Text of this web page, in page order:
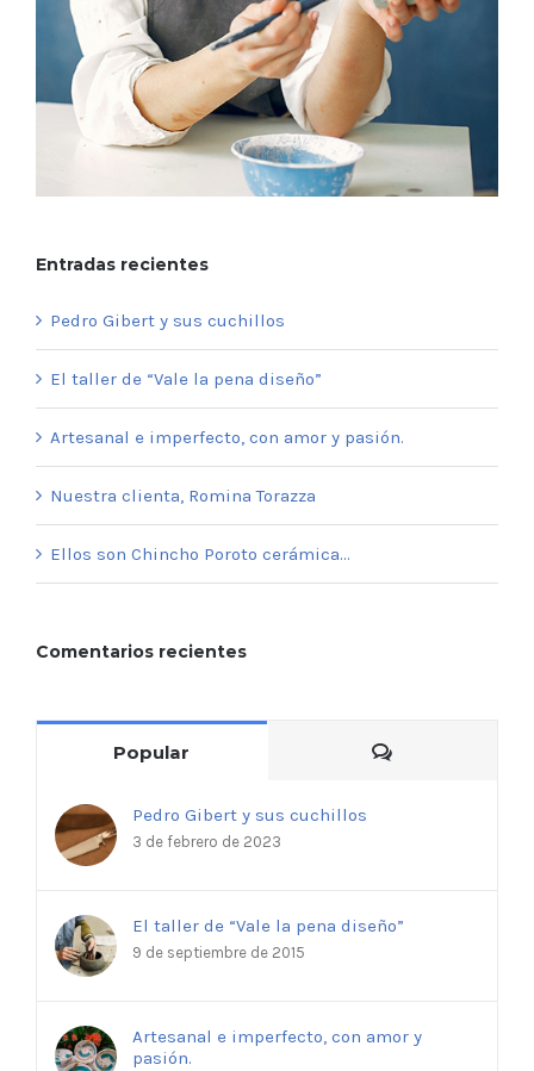
Entradas recientes
Pedro Gibert y sus cuchillos
El taller de “Vale la pena diseño”
Artesanal e imperfecto, con amor y pasión.
Nuestra clienta, Romina Torazza
Ellos son Chincho Poroto cerámica…
Comentarios recientes
Popular Comments
Pedro Gibert y sus cuchillos
3 de febrero de 2023
El taller de “Vale la pena diseño”
9 de septiembre de 2015
Artesanal e imperfecto, con amor y
pasión.